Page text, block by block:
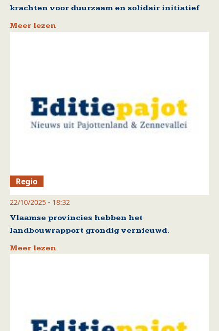
krachten voor duurzaam en solidair initiatief
Meer lezen
Regio
22/10/2025 - 18:32
Vlaamse provincies hebben het
landbouwrapport grondig vernieuwd.
Meer lezen